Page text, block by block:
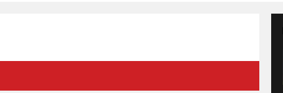
Beşikdüzü’ne Yakışan Bir Park İstiyoruz Kadir Uludüz Yazdı